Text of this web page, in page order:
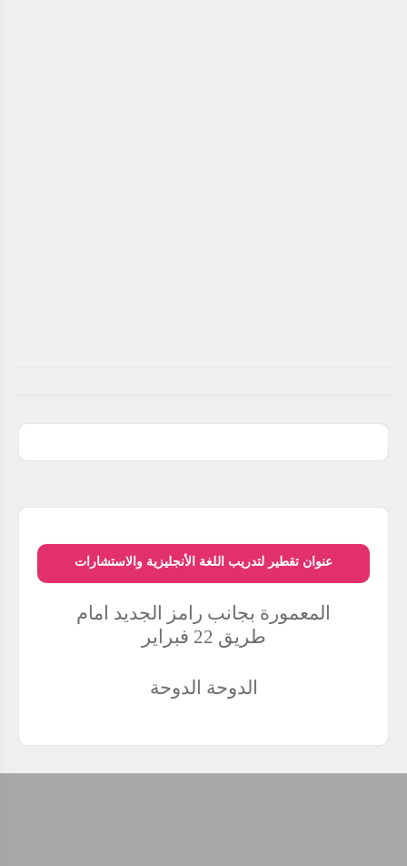
عنوان تقطير لتدريب اللغة الأنجليزية والاستشارات
المعمورة بجانب رامز الجديد امام
طريق 22 فبراير
الدوحة الدوحة